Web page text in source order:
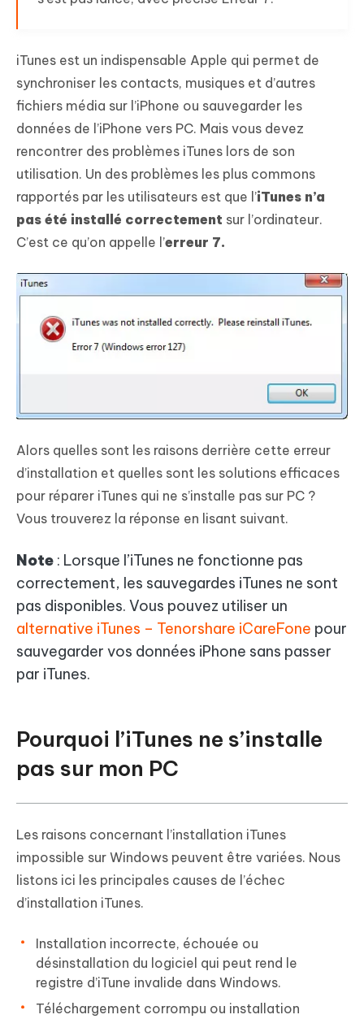
iTunes est un indispensable Apple qui permet de
synchroniser les contacts, musiques et d’autres
fichiers média sur l’iPhone ou sauvegarder les
données de l’iPhone vers PC. Mais vous devez
rencontrer des problèmes iTunes lors de son
utilisation. Un des problèmes les plus commons
rapportés par les utilisateurs est que l’iTunes n’a
pas été installé correctement sur l’ordinateur.
C’est ce qu’on appelle l’erreur 7.
Alors quelles sont les raisons derrière cette erreur
d’installation et quelles sont les solutions efficaces
pour réparer iTunes qui ne s’installe pas sur PC ?
Vous trouverez la réponse en lisant suivant.
Note : Lorsque l’iTunes ne fonctionne pas
correctement, les sauvegardes iTunes ne sont
pas disponibles. Vous pouvez utiliser un
alternative iTunes – Tenorshare iCareFone pour
sauvegarder vos données iPhone sans passer
par iTunes.
Pourquoi l’iTunes ne s’installe
pas sur mon PC
Les raisons concernant l’installation iTunes
impossible sur Windows peuvent être variées. Nous
listons ici les principales causes de l’échec
d’installation iTunes.
Installation incorrecte, échouée ou
désinstallation du logiciel qui peut rend le
registre d’iTune invalide dans Windows.
Téléchargement corrompu ou installation